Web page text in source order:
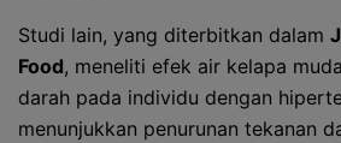
Studi lain, yang diterbitkan dalam
Food, meneliti efek air kelapa
darah pada individu dengan
menunjukkan penurunan tekanan